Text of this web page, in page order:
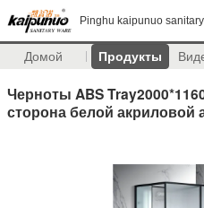
Pinghu kaipunuo
Домой Продукты
Черноты ABS
сторона белой